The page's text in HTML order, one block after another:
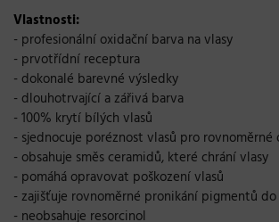
Vlastnosti:
- profesionální oxidační barva na vlasy
- prvotřídní receptura
- dokonalé barevné výsledky
- dlouhotrvající a zářivá barva
- 100% krytí bílých vlasů
- sjednocuje poréznost vlasů pro rovnoměrné
- obsahuje směs ceramidů, které chrání vlasy
- pomáhá opravovat poškození vlasů
- zajišťuje rovnoměrné pronikání pigmentů
- neobsahuje resorcinol